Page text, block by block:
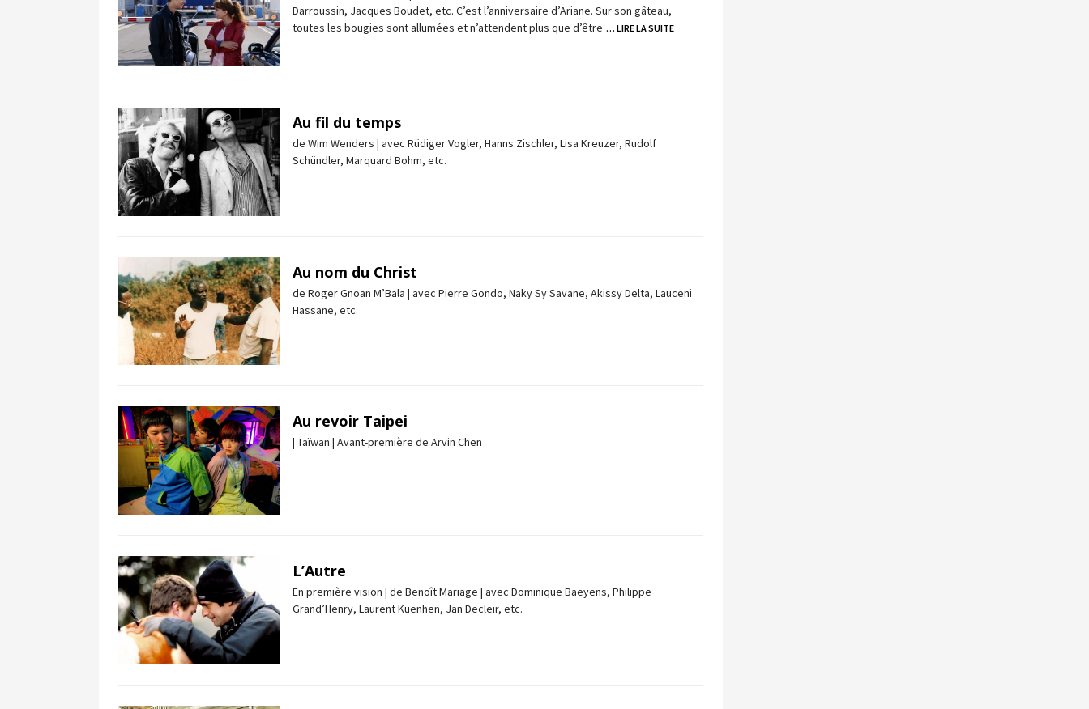
Darroussin, Jacques Boudet, etc. C’est l’anniversaire d’Ariane. Sur son gâteau,
toutes les bougies sont allumées et n’attendent plus que d’être … LIRE LA SUITE
Au fil du temps
de Wim Wenders | avec Rüdiger Vogler, Hanns Zischler, Lisa Kreuzer, Rudolf
Schündler, Marquard Bohm, etc.
Au nom du Christ
de Roger Gnoan M’Bala | avec Pierre Gondo, Naky Sy Savane, Akissy Delta, Lauceni
Hassane, etc.
Au revoir Taipei
| Taïwan | Avant-première de Arvin Chen
L’Autre
En première vision | de Benoît Mariage | avec Dominique Baeyens, Philippe
Grand’Henry, Laurent Kuenhen, Jan Decleir, etc.